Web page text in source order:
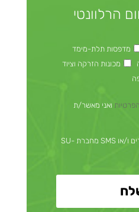
הרלוונטי
מדפסות תלת-מימד
מכונות הזרקה וציוד
ואני מאשר/ת
אני מאשר/ת לקבל דיוורים ו/או SMS מחברת SU-